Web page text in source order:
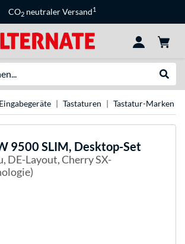
CO2 neutraler Versand1
Eingabegeräte Tastaturen Tastatur-Marken
9500 SLIM, Desktop-Set
DE-Layout, Cherry SX-